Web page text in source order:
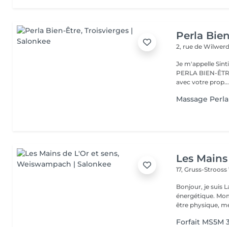
Perla
2, rue de
Je m'appelle
PERLA BIEN-ÊTRE à
avec votre prop...
Massage Perla
Les
17, Gruss-Strooss
Bonjour, je suis
énergétique. Mon approche personnalisée vise à favoriser votre bien-
être physique,
Forfait MS5M